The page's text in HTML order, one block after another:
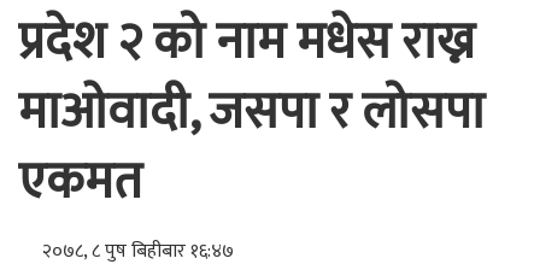
प्रदेश २ को नाम मधेस राख्न
माओवादी, जसपा र लोसपा
एकमत
२०७८, ८ पुष बिहीबार १६:४७